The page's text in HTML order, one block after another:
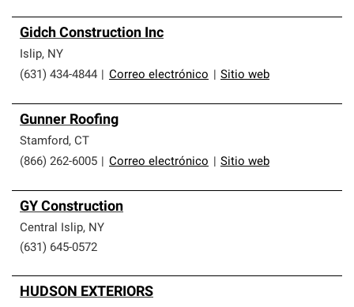
Gidch Construction Inc
Islip, NY
(631) 434-4844
Correo electrónico Sitio web
Gunner Roofing
Stamford, CT
(866) 262-6005
Correo electrónico Sitio web
GY Construction
Central Islip, NY
(631) 645-0572
HUDSON EXTERIORS